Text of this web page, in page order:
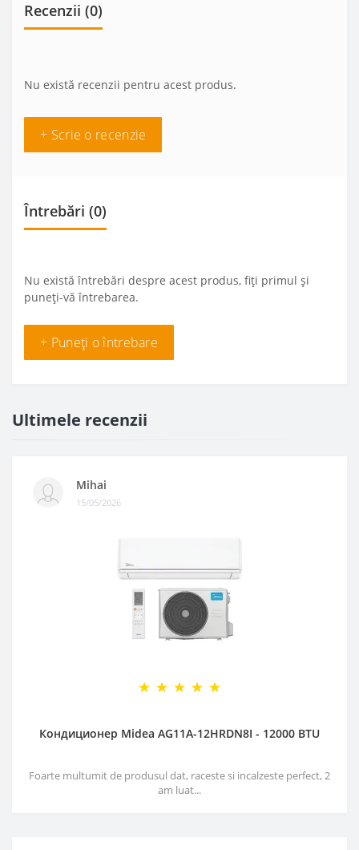
Recenzii (0)
Nu există recenzii pentru acest produs.
+ Scrie o recenzie
Întrebări (0)
Nu există întrebări despre acest produs, fiți primul și
puneți-vă întrebarea.
+ Puneți o întrebare
Ultimele recenzii
Mihai
15/05/2026
Кондиционер Midea AG11A-12HRDN8I - 12000 BTU
Foarte multumit de produsul dat, raceste si incalzeste perfect, 2
am luat...